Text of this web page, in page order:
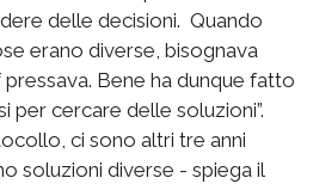
delle decisioni. Quando
erano diverse, bisognava
Bene ha dunque fatto
per cercare delle soluzioni”.
ci sono altri tre anni
soluzioni diverse - spiega il